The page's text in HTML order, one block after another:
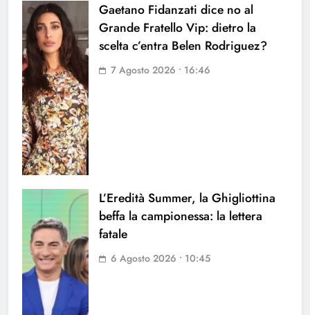
Gaetano Fidanzati dice no al
Grande Fratello Vip: dietro la
scelta c’entra Belen Rodriguez?
7 Agosto 2026 • 16:46
L’Eredità Summer, la Ghigliottina
beffa la campionessa: la lettera
fatale
6 Agosto 2026 • 10:45